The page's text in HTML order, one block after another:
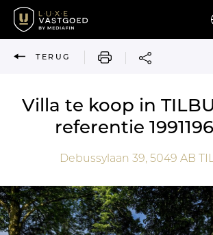
TERUG AFDRUKKEN
Villa te koop in
referentie
Debussylaan 39, 5049 AB